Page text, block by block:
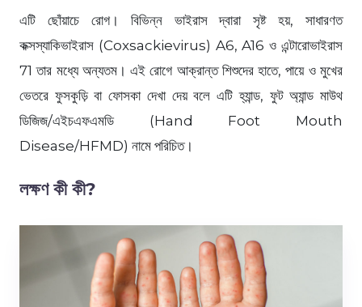
এটি ছোঁয়াচে রোগ। বিভিন্ন ভাইরাস দ্বারা সৃষ্ট হয়, সাধারণত
কক্সস্যাকিভাইরাস (Coxsackievirus) A6, A16 ও এন্টারোভাইরাস
71 তার মধ্যে অন্যতম। এই রোগে আক্রান্ত শিশুদের হাতে, পায়ে ও মুখের
ভেতরে ফুসকুড়ি বা ফোসকা দেখা দেয় বলে এটি হ্যান্ড, ফুট অ্যান্ড মাউথ
ডিজিজ/এইচএফএমডি (Hand Foot Mouth
Disease/HFMD) নামে পরিচিত।
লক্ষণ কী কী?